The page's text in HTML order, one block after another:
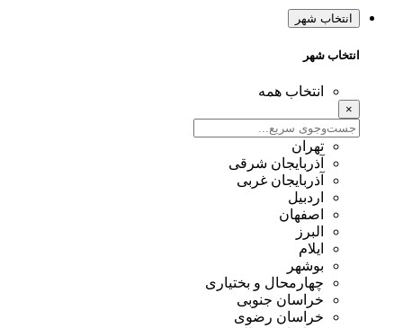
انتخاب شهر
انتخاب شهر
انتخاب همه
×
تهران
آذربایجان شرقی
آذربایجان غربی
اردبیل
اصفهان
البرز
ایلام
بوشهر
چهارمحال و بختیاری
خراسان جنوبی
خراسان رضوی